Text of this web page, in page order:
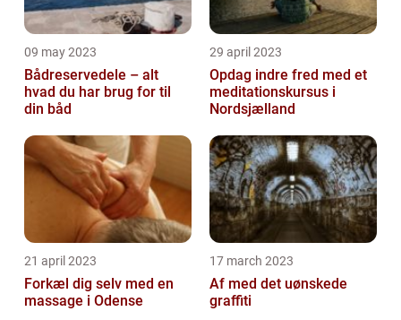
09 may 2023
Bådreservedele – alt
hvad du har brug for til
din båd
29 april 2023
Opdag indre fred med et
meditationskursus i
Nordsjælland
21 april 2023
Forkæl dig selv med en
massage i Odense
17 march 2023
Af med det uønskede
graffiti